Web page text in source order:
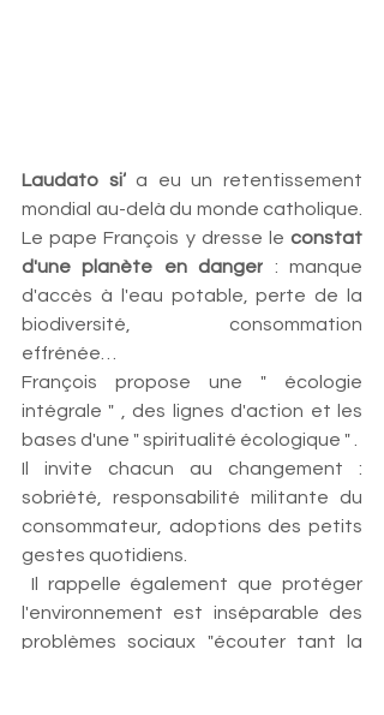
Laudato si’ a eu un retentissement
mondial au-delà du monde catholique.
Le pape François y dresse le constat
d'une planète en danger : manque
d'accès à l'eau potable, perte de la
biodiversité, consommation
effrénée…
François propose une " écologie
intégrale " , des lignes d'action et les
bases d'une " spiritualité écologique " .
Il invite chacun au changement :
sobriété, responsabilité militante du
consommateur, adoptions des petits
gestes quotidiens.
l'environnement est inséparable des
problèmes sociaux "écouter tant la